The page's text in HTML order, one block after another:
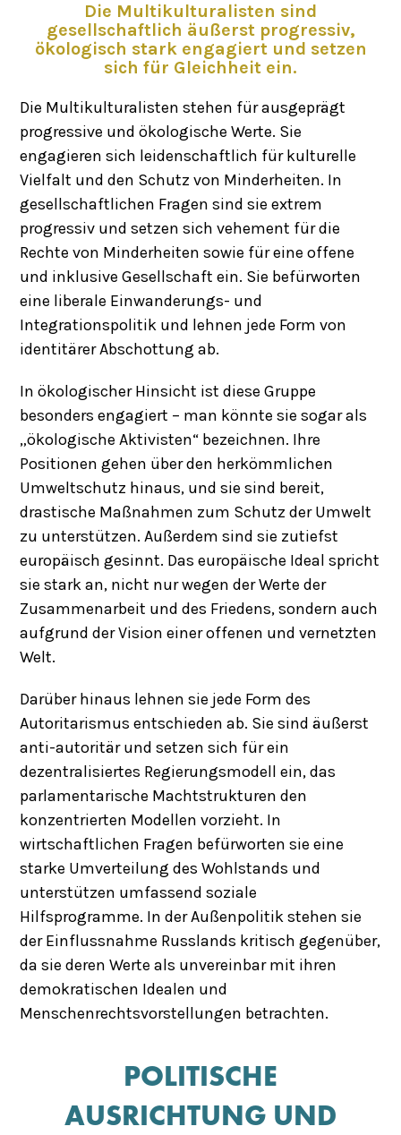
Die Multikulturalisten sind
gesellschaftlich äußerst progressiv,
ökologisch stark engagiert und setzen
sich für Gleichheit ein.
Die Multikulturalisten stehen für ausgeprägt
progressive und ökologische Werte. Sie
engagieren sich leidenschaftlich für kulturelle
Vielfalt und den Schutz von Minderheiten. In
gesellschaftlichen Fragen sind sie extrem
progressiv und setzen sich vehement für die
Rechte von Minderheiten sowie für eine offene
und inklusive Gesellschaft ein. Sie befürworten
eine liberale Einwanderungs- und
Integrationspolitik und lehnen jede Form von
identitärer Abschottung ab.
In ökologischer Hinsicht ist diese Gruppe
besonders engagiert – man könnte sie sogar als
„ökologische Aktivisten“ bezeichnen. Ihre
Positionen gehen über den herkömmlichen
Umweltschutz hinaus, und sie sind bereit,
drastische Maßnahmen zum Schutz der Umwelt
zu unterstützen. Außerdem sind sie zutiefst
europäisch gesinnt. Das europäische Ideal spricht
sie stark an, nicht nur wegen der Werte der
Zusammenarbeit und des Friedens, sondern auch
aufgrund der Vision einer offenen und vernetzten
Welt.
Darüber hinaus lehnen sie jede Form des
Autoritarismus entschieden ab. Sie sind äußerst
anti-autoritär und setzen sich für ein
dezentralisiertes Regierungsmodell ein, das
parlamentarische Machtstrukturen den
konzentrierten Modellen vorzieht. In
wirtschaftlichen Fragen befürworten sie eine
starke Umverteilung des Wohlstands und
unterstützen umfassend soziale
Hilfsprogramme. In der Außenpolitik stehen sie
der Einflussnahme Russlands kritisch gegenüber,
da sie deren Werte als unvereinbar mit ihren
demokratischen Idealen und
Menschenrechtsvorstellungen betrachten.
POLITISCHE
AUSRICHTUNG UND